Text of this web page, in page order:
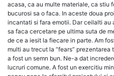
acasa, ca au multe materiale, ca stiu
bucurosi sa o faca. In aceste doua
incantati si fara emotii. Dar ceilalti au
sa faca cercetare pe ultima suta de
de ce a iesit la fiecare in parte. Am
multi au trecut la “fears” prezentarea
a fost un semn bun. Ne-a dat
lucruri comune. A fost un exercitiu